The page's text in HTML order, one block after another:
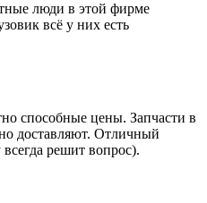
люди в этой фирме
всё у них есть
способные цены. Запчасти в
доставляют. Отличный
решит вопрос).